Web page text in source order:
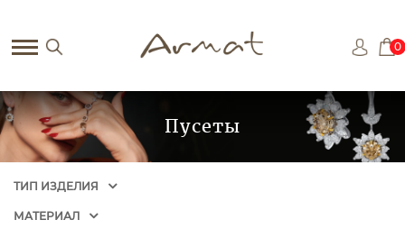
0
Пусеты
ТИП ИЗДЕЛИЯ
МАТЕРИАЛ